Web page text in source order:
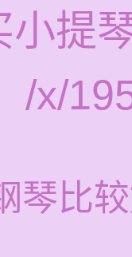
小提
/x/
琴比